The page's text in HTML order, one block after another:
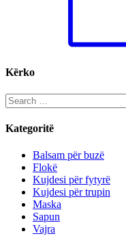
Kërko
Search
for:
Kategoritë
Balsam për buzë
Flokë
Kujdesi për fytyrë
Kujdesi për trupin
Maska
Sapun
Vajra